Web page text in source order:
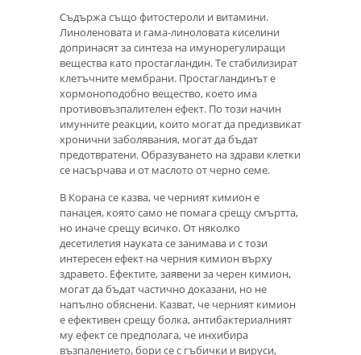
Съдържа също фитостероли и витамини.
Линоленовата и гама-линоловата киселини
допринасят за синтеза на имунорегулиращи
вещества като простагландин. Те стабилизират
клетъчните мембрани. Простагландинът е
хормоноподобно вещество, което има
противовъзпалителен ефект. По този начин
имунните реакции, които могат да предизвикат
хронични заболявания, могат да бъдат
предотвратени. Образуването на здрави клетки
се насърчава и от маслото от черно семе.
В Корана се казва, че черният кимион е
панацея, която само не помага срещу смъртта,
но иначе срещу всичко. От няколко
десетилетия науката се занимава и с този
интересен ефект на черния кимион върху
здравето. Ефектите, заявени за черен кимион,
могат да бъдат частично доказани, но не
напълно обяснени. Казват, че черният кимион
е ефективен срещу болка, антибактериалният
му ефект се предполага, че инхибира
възпалението, бори се с гъбички и вируси,